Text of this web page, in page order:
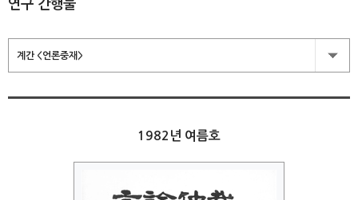
연구 간행물
계간 <언론중재>
1982년 여름호